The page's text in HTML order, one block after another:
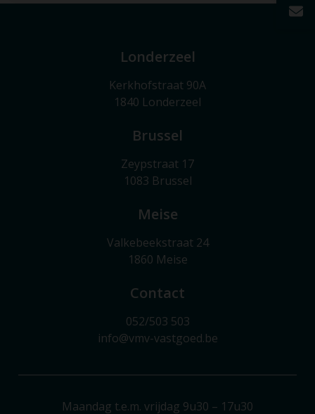
Londerzeel
Kerkhofstraat 90A
1840 Londerzeel
Brussel
Zeypstraat 17
1083 Brussel
Meise
Valkebeekstraat 24
1860 Meise
Contact
052/503 503
info@vmv-vastgoed.be
Maandag t.e.m. vrijdag 9u30 – 17u30